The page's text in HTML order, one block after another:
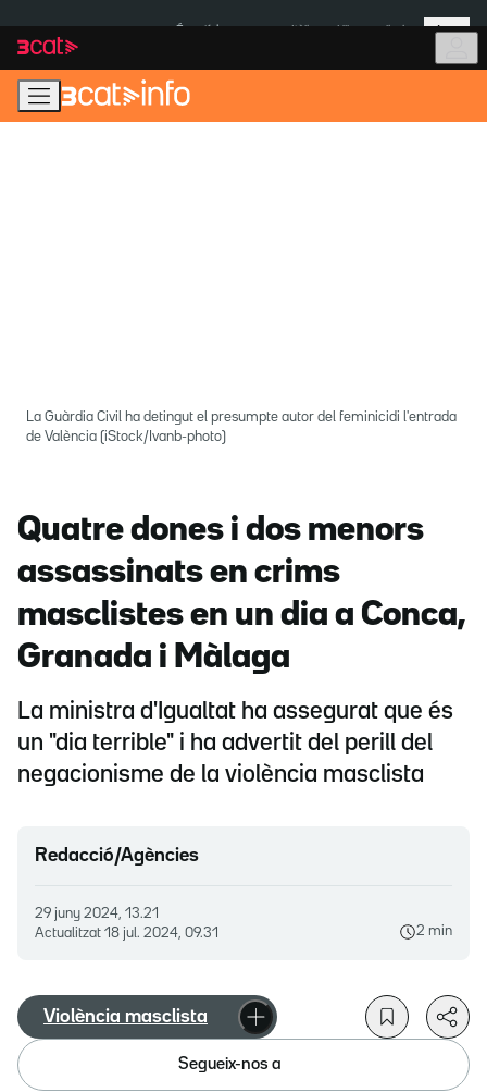
navegació
principal
contingut
Més
La Guàrdia Civil ha detingut el presumpte autor del feminicidi l'entrada
de València (iStock/Ivanb-photo)
Quatre dones i dos menors
assassinats en crims
masclistes en un dia a Conca,
Granada i Màlaga
La ministra d'Igualtat ha assegurat que és
un "dia terrible" i ha advertit del perill del
negacionisme de la violència masclista
Redacció/Agències
29 juny 2024, 13.21
Actualitzat 18 jul. 2024, 09.31 2 min
Violència masclista
Segueix-nos a